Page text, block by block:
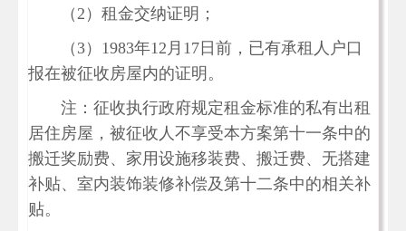
（2）租金交纳证明；
（3）1983年12月17日前，已有承租人户口
报在被征收房屋内的证明。
注：征收执行政府规定租金标准的私有出租
居住房屋，被征收人不享受本方案第十一条中的
搬迁奖励费、家用设施移装费、搬迁费、无搭建
补贴、室内装饰装修补偿及第十二条中的相关补
贴。